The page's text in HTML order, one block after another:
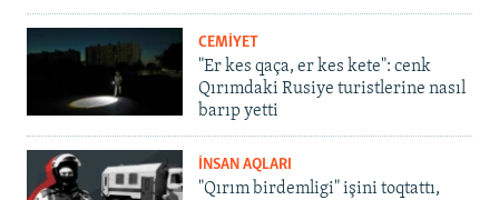
CEMİYET
"Er kes qaça, er kes kete": cenk
Qırımdaki Rusiye turistlerine nasıl
barıp yetti
İNSAN AQLARI
"Qırım birdemligi" işini toqtattı,